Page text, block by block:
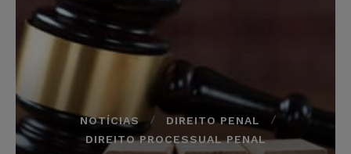
NOTÍCIAS
DIREITO PENAL
DIREITO PROCESSUAL PENAL